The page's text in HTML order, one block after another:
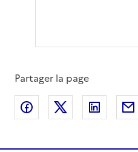
Partager la page
Partager sur Facebook
Partager sur X